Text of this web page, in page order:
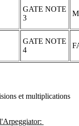
GATE NOTE
3
GATE NOTE
4
et multiplications